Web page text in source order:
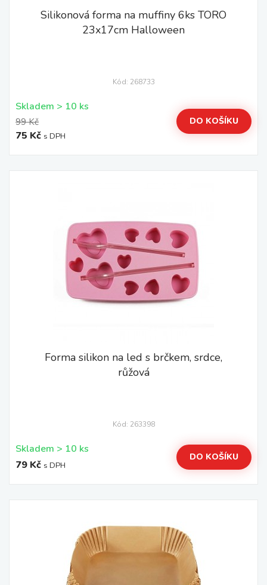
Silikonová forma na muffiny 6ks TORO
23x17cm Halloween
Kód: 268733
Skladem > 10 ks
99 Kč
75 Kč s DPH
DO KOŠÍKU
Forma silikon na led s brčkem, srdce,
růžová
Kód: 263398
Skladem > 10 ks
79 Kč s DPH
DO KOŠÍKU